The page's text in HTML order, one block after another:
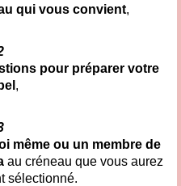
qui vous convient,
pour préparer votre
,
même ou un membre de
au créneau que vous aurez
sélectionné.